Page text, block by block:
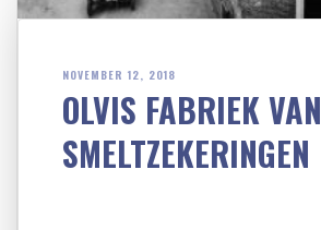
NOVEMBER 12, 2018
OLVIS FABRIEK VAN
SMELTZEKERINGEN